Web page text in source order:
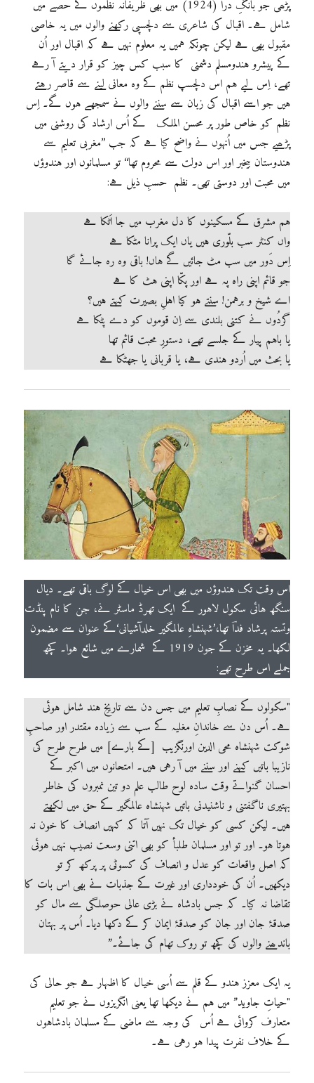
پڑھی جو بانگِ درا (1924) میں بھی ظریفانہ نظموں کے حصے میں
شامل ہے۔ اقبال کی شاعری سے دلچسپی رکھنے والوں میں یہ خاصی
مقبول بھی ہے لیکن چونکہ ہمیں یہ معلوم نہیں ہے کہ اقبال اور اُن
کے پیشرو ہندومسلم دشمنی کا سبب کس چیز کو قرار دیتے آ رہے
تھے، اِس لیے ہم اس دلچسپ نظم کے وہ معانی لینے سے قاصر رہتے
ہیں جو اسے اقبال کی زبان سے سننے والوں نے سمجھے ہوں گے۔ اِس
نظم کو خاص طور پر محسن الملک کے اُس ارشاد کی روشنی میں
پڑھیے جس میں اُنہوں نے واضح کیا ہے کہ جب ’’مغربی تعلیم سے
ہندوستان بیخبر اور اس دولت سے محروم تھا‘‘ تو مسلمانوں اور ہندوؤں
میں محبت اور دوستی تھی۔ نظم حسبِ ذیل ہے:
ہم مشرق کے مسکینوں کا دل مغرب میں جا اَٹکا ہے
واں کنٹر سب بلّوری ہیں یاں ایک پرانا مٹکا ہے
اِس دَور میں سب مٹ جائیں گے ہاں! باقی وہ رہ جائے گا
جو قائم اپنی راہ پہ ہے اور پکّا اپنی ہٹ کا ہے
اے شیخ و برہمن! سنتے ہو کیا اہلِ بصیرت کہتے ہیں؟
گردُوں نے کتنی بلندی سے اِن قوموں کو دے پٹکا ہے
یا باہم پیار کے جلسے تھے، دستورِ محبت قائم تھا
یا بحث میں اُردو ہندی ہے، یا قربانی یا جھٹکا ہے
اس وقت تک ہندوؤں میں بھی اس خیال کے لوگ باقی تھے۔ دیال
سنگھ ہائی سکول لاہور کے ایک تھرڈ ماسٹر نے، جن کا نام پنڈت
وتستہ پرشاد فداؔ تھا،’شہنشاہِ عالمگیر خلدآشیانی‘کے عنوان سے مضمون
لکھا۔ یہ مخزن کے جون 1919 کے شمارے میں شائع ہوا۔ کچھ
جملے اس طرح تھے:
"سکولوں کے نصابِ تعلیم میں جس دن سے تاریخِ ہند شامل ہوئی
ہے۔ اُس دن سے خاندانِ مغلیہ کے سب سے زیادہ مقتدر اور صاحبِ
شوکت شہنشاہ محی الدین اورنگزیب [کے بارے] میں طرح طرح کی
نازیبا باتیں کہنے اور سننے میں آ رہی ہیں۔ امتحانوں میں اکبر کے
احسان گنواتے وقت سادہ لوح طالب علم دو تین نمبروں کی خاطر
بہتیری ناگفتنی و ناشنیدنی باتیں شہنشاہ عالمگیر کے حق میں لکھتے
ہیں۔ لیکن کسی کو خیال تک نہیں آتا کہ کہیں انصاف کا خون نہ
ہوتا ہو۔ اور تو اور مسلمان طلبأ کو بھی اتنی وسعت نصیب نہیں ہوئی
کہ اصل واقعات کو عدل و انصاف کی کسوٹی پر پرکھ کر تو
دیکھیں۔ اُن کی خودداری اور غیرت کے جذبات نے بھی اس بات کا
تقاضا نہ کیا۔ کہ جس بادشاہ نے بڑی عالی حوصلگی سے مال کو
صدقۂ جان اور جان کو صدقۂ ایمان کر کے دکھا دیا۔ اُس پر بہتان
باندھنے والوں کی کچھ تو روک تھام کی جائے۔”
یہ ایک معزز ہندو کے قلم سے اُسی خیال کا اظہار ہے جو حالی کی
"حیاتِ جاوید” میں ہم نے دیکھا تھا یعنی انگریزوں نے جو تعلیم
متعارف کروائی ہے اُس کی وجہ سے ماضی کے مسلمان بادشاہوں
کے خلاف نفرت پیدا ہو رہی ہے۔